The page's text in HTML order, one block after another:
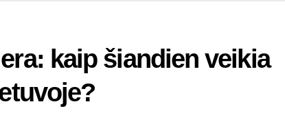
kaip šiandien veikia